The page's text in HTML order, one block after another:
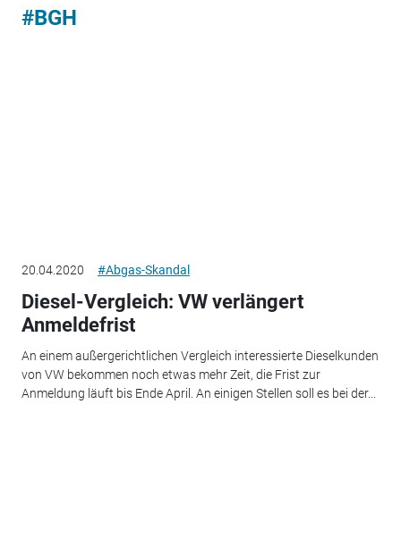
#BGH
20.04.2020 #Abgas-Skandal
Diesel-Vergleich: VW verlängert
Anmeldefrist
An einem außergerichtlichen Vergleich interessierte Dieselkunden
von VW bekommen noch etwas mehr Zeit, die Frist zur
Anmeldung läuft bis Ende April. An einigen Stellen soll es bei der...